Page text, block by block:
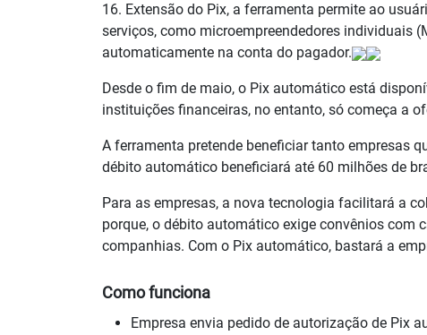
16. Extensão do Pix, a ferramenta permite ao
serviços, como microempreendedores individuais
automaticamente na conta do pagador.
Desde o fim de maio, o Pix automático está
instituições financeiras, no entanto, só começa a
A ferramenta pretende beneficiar tanto empresas
débito automático beneficiará até 60 milhões de
Para as empresas, a nova tecnologia facilitará a
porque, o débito automático exige convênios com
companhias. Com o Pix automático, bastará a
Como funciona
Empresa envia pedido de autorização de Pix